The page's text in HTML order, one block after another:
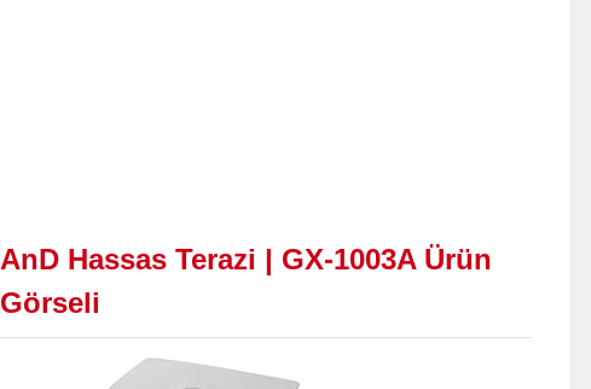
AnD Hassas Terazi | GX-1003A Ürün
Görseli